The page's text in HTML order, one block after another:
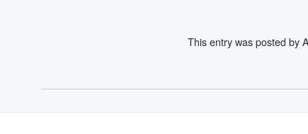
This entry was posted by